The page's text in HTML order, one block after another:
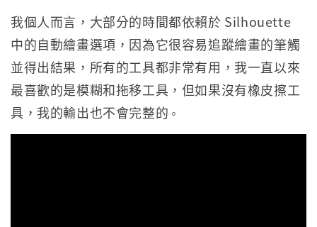
我個人而言，大部分的時間都依賴於 Silhouette
中的自動繪畫選項，因為它很容易追蹤繪畫的筆觸
並得出結果，所有的工具都非常有用，我一直以來
最喜歡的是模糊和拖移工具，但如果沒有橡皮擦工
具，我的輸出也不會完整的 。